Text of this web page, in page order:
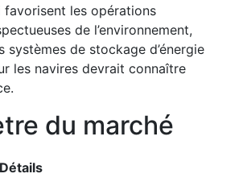
favorisent les opérations
de l’environnement,
systèmes de stockage d’énergie
les navires devrait connaître
du marché
Détails